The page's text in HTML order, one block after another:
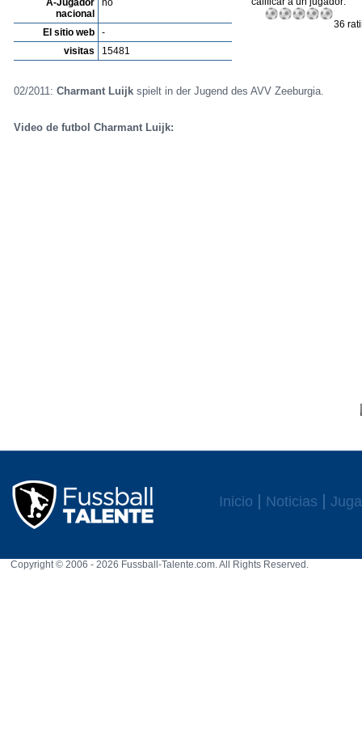
A-Jugador
nacional
no
El sitio web
-
visitas
15481
36
02/2011:Charmant Luijkspielt in der Jugend des AVV Zeeburgia.
Video de futbol Charmant Luijk:
Inicio Noticias
Copyright © 2006 - 2026 Fussball-Talente.com. All Rights Reserved.